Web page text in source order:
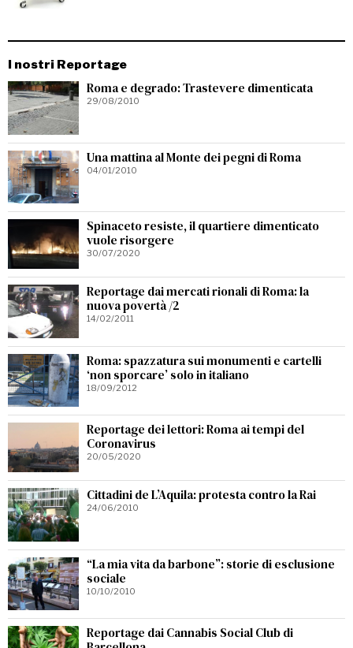
I nostri Reportage
Roma e degrado: Trastevere dimenticata
29/08/2010
Una mattina al Monte dei pegni di Roma
04/01/2010
Spinaceto resiste, il quartiere dimenticato
vuole risorgere
30/07/2020
Reportage dai mercati rionali di Roma: la
nuova povertà /2
14/02/2011
Roma: spazzatura sui monumenti e cartelli
‘non sporcare’ solo in italiano
18/09/2012
Reportage dei lettori: Roma ai tempi del
Coronavirus
20/05/2020
Cittadini de L’Aquila: protesta contro la Rai
24/06/2010
“La mia vita da barbone”: storie di esclusione
sociale
10/10/2010
Reportage dai Cannabis Social Club di